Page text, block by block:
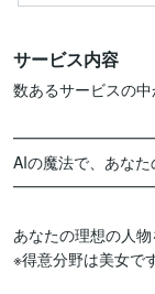
サービス内容
数あるサービスの
AIの魔法で、あなた
あなたの理想の人
※得意分野は美女で